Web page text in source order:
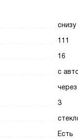
снизу
111
16
с
3
Есть